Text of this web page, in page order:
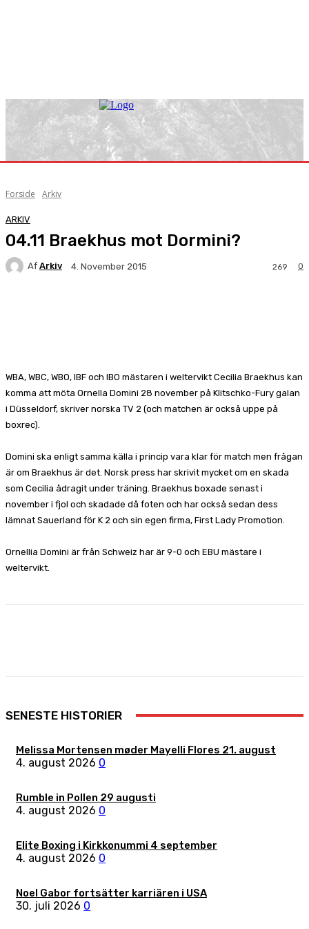
Forside Arkiv
ARKIV
04.11 Braekhus mot Dormini?
Af Arkiv 4. November 2015 0
269
WBA, WBC, WBO, IBF och IBO mästaren i weltervikt Cecilia Braekhus kan
komma att möta Ornella Domini 28 november på Klitschko-Fury galan
i Düsseldorf, skriver norska TV 2 (och matchen är också uppe på
boxrec).
Domini ska enligt samma källa i princip vara klar för match men frågan
är om Braekhus är det. Norsk press har skrivit mycket om en skada
som Cecilia ådragit under träning. Braekhus boxade senast i
november i fjol och skadade då foten och har också sedan dess
lämnat Sauerland för K 2 och sin egen firma, First Lady Promotion.
Ornellia Domini är från Schweiz har är 9-0 och EBU mästare i
weltervikt.
SENESTE HISTORIER
Melissa Mortensen møder Mayelli Flores 21. august
4. august 2026 0
Rumble in Pollen 29 augusti
4. august 2026 0
Elite Boxing i Kirkkonummi 4 september
4. august 2026 0
Noel Gabor fortsätter karriären i USA
30. juli 2026 0